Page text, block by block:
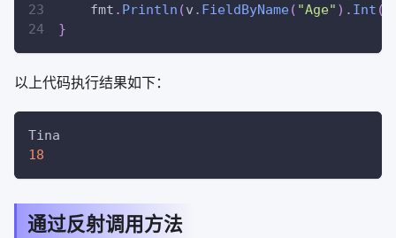
    fmt
. Println (v . FieldByName( "Age" ) . Int (
}
以上代码执行结果如下：
Tina
18
通过反射调用方法